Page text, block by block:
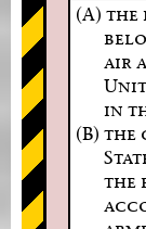
(A)
air
in
(B)
the